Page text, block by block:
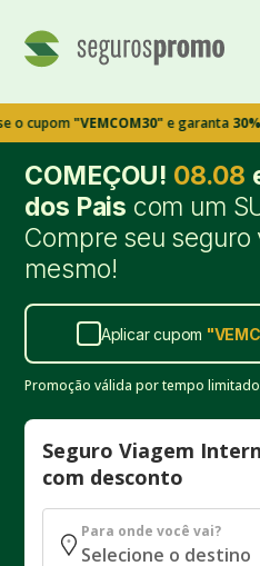
"VEMCOM30"e garanta30% OFF!
COMEÇOU! 08.08
dos Pais com um
Compre seu seguro
mesmo!
Aplicar cupom "
Promoção válida por tempo
Seguro Viagem
com desconto
Para onde você vai?